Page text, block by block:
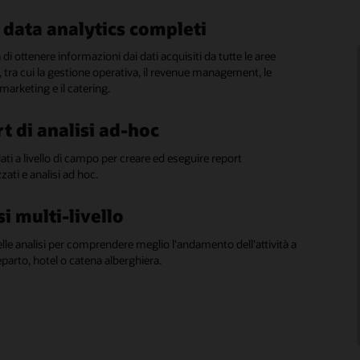
analytics completi
di ottenere informazioni dai dati acquisiti da tutte le aree
tra cui la gestione operativa, il revenue management, le
e il catering.
di analisi ad-hoc
a livello di campo per creare ed eseguire report
e analisi ad hoc.
multi-livello
analisi per comprendere meglio l'andamento dell'attività a
hotel o catena alberghiera.
il potere del processo
per gli utenti aziendali che operano in più strutture di
operative rapide e informate.
la User Experience
Experience comune in tutto il reporting alberghiero e del
i dati per accelerare il
decisionale
strumenti di visualizzazione che forniscono una